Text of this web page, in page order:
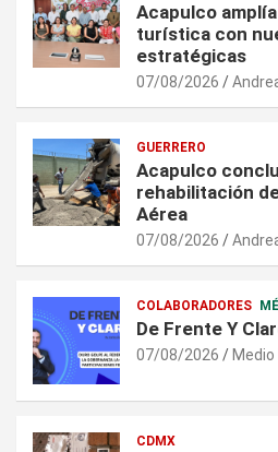
Acapulco
turística con
estratégicas
07/08/2026
GUERRERO
Acapulco
rehabilitación
Aérea
07/08/2026
COLABORADORES
De Frente Y
07/08/2026
CDMX